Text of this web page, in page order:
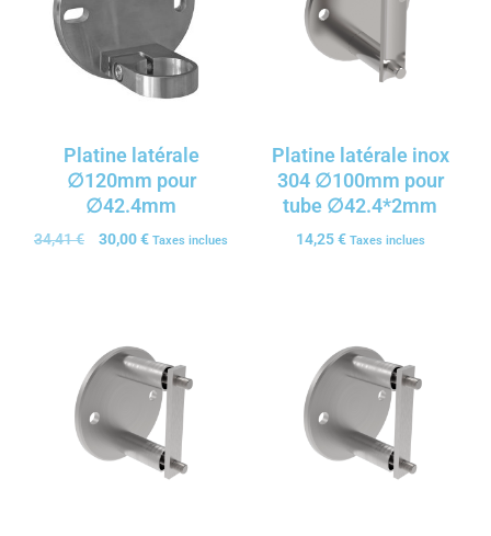
Platine latérale
∅120mm pour
∅42.4mm
34,41€ 30,00€ Taxes inclues
Platine latérale inox
304 ∅100mm pour
tube ∅42.4*2mm
14,25€ Taxes inclues